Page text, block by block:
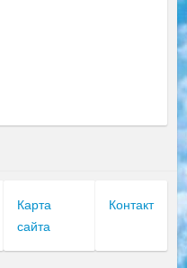
Карта
сайта
Контакт